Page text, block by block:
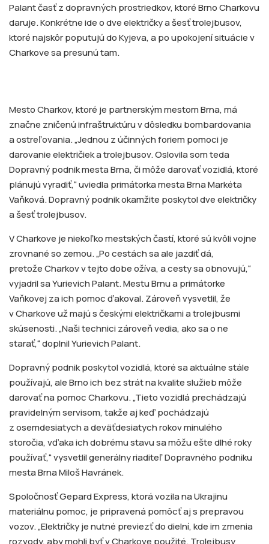
Palant časť z dopravných prostriedkov, ktoré Brno Charkovu
daruje. Konkrétne ide o dve električky a šesť trolejbusov,
ktoré najskôr poputujú do Kyjeva, a po upokojení situácie v
Charkove sa presunú tam.
Mesto Charkov, ktoré je partnerským mestom Brna, má
značne zničenú infraštruktúru v dôsledku bombardovania
a ostreľovania. „Jednou z účinných foriem pomoci je
darovanie električiek a trolejbusov. Oslovila som teda
Dopravný podnik mesta Brna, či môže darovať vozidlá, ktoré
plánujú vyradiť,“ uviedla primátorka mesta Brna Markéta
Vaňková. Dopravný podnik okamžite poskytol dve električky
a šesť trolejbusov.
V Charkove je niekoľko mestských častí, ktoré sú kvôli vojne
zrovnané so zemou. „Po cestách sa ale jazdiť dá,
pretože Charkov v tejto dobe ožíva, a cesty sa obnovujú,“
vyjadril sa Yurievich Palant. Mestu Brnu a primátorke
Vaňkovej za ich pomoc ďakoval. Zároveň vysvetlil, že
v Charkove už majú s českými električkami a trolejbusmi
skúsenosti. „Naši technici zároveň vedia, ako sa o ne
starať,“ doplnil Yurievich Palant.
Dopravný podnik poskytol vozidlá, ktoré sa aktuálne stále
používajú, ale Brno ich bez strát na kvalite služieb môže
darovať na pomoc Charkovu. „Tieto vozidlá prechádzajú
pravidelným servisom, takže aj keď pochádzajú
z osemdesiatych a deväťdesiatych rokov minulého
storočia, vďaka ich dobrému stavu sa môžu ešte dlhé roky
používať,“ vysvetlil generálny riaditeľ Dopravného podniku
mesta Brna Miloš Havránek.
Spoločnosť Gepard Express, ktorá vozila na Ukrajinu
materiálnu pomoc, je pripravená pomôcť aj s prepravou
vozov. „Električky je nutné previezť do dielní, kde im zmenia
rozvody, aby mohli byť v Charkove použité. Trolejbusy